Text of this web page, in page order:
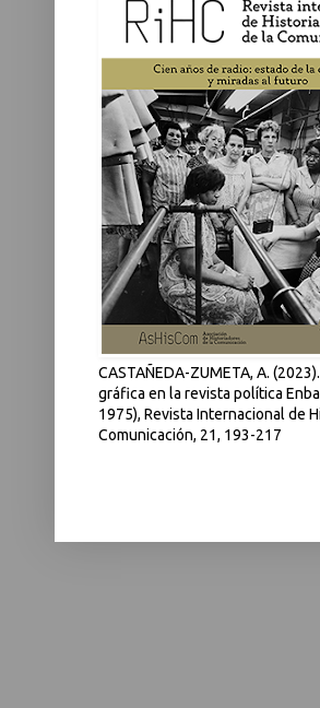
CASTAÑEDA-ZUMETA, A.
gráfica en la revista política
1975), Revista Internacional de
Comunicación, 21, 193-217